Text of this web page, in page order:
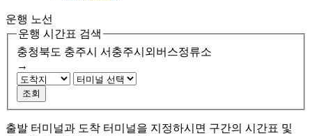
운행 노선
운행 시간표 검색
충청북도 충주시 서충주시외버스정류소
→
조회
출발 터미널과 도착 터미널을 지정하시면 구간의 시간표 및